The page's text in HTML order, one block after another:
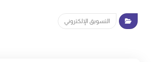
التسويق الإلكتروني